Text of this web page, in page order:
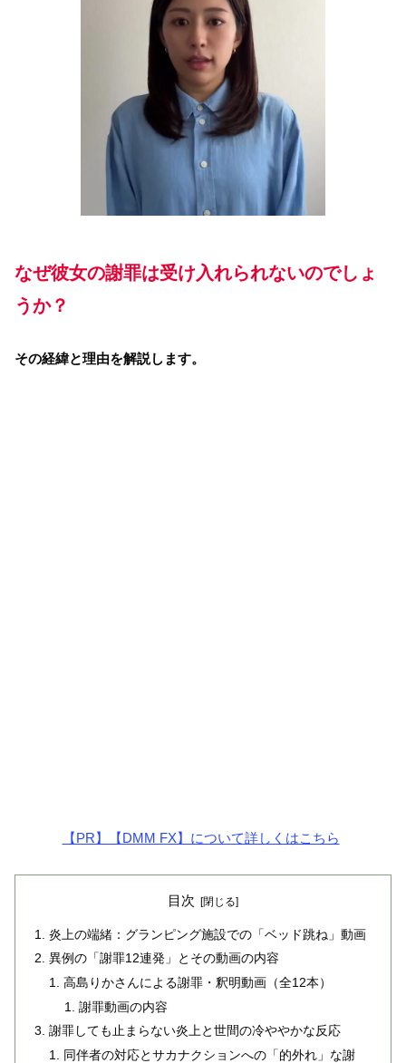
なぜ彼女の謝罪は受け入れられないのでしょ
うか？
その経緯と理由を解説します。
【PR】【DMM FX】について詳しくはこちら
目次
炎上の端緒：グランピング施設での「ベッド跳ね」動画
異例の「謝罪12連発」とその動画の内容
高島りかさんによる謝罪・釈明動画（全12本）
謝罪動画の内容
謝罪しても止まらない炎上と世間の冷ややかな反応
同伴者の対応とサカナクションへの「的外れ」な謝